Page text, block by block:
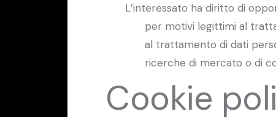
L’interessato ha diritto di
per motivi legittimi al
al trattamento di dati
ricerche di mercato o di
Cookie